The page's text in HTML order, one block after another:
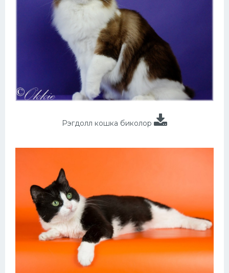
Рэгдолл кошка биколор